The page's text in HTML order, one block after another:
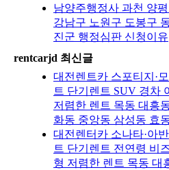
남양주행정사 과천 양
강남구 노원구 도봉구
진군 행정심판 신청이유
rentcarjd 최신글
대전렌트카 스포티지·
트 단기렌트 SUV 경차
저렴한 렌트 목동 대흥
화동 중앙동 삼성동 효
대전렌터카 소나타·아
트 단기렌트 전연령 비
형 저렴한 렌트 목동 대